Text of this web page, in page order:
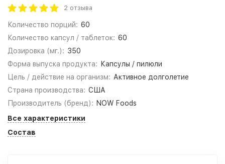
2 отзыва
Количество порций: 60
Количество капсул / таблеток: 60
Дозировка (мг.): 350
Форма выпуска продукта:
Капсулы / пилюли
Цель / действие на организм: Активное долголетие
Страна производства: США
Производитель (бренд): NOW Foods
Все характеристики
Состав